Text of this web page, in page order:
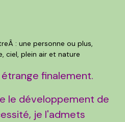
finalement.
le développement de
je l'admets